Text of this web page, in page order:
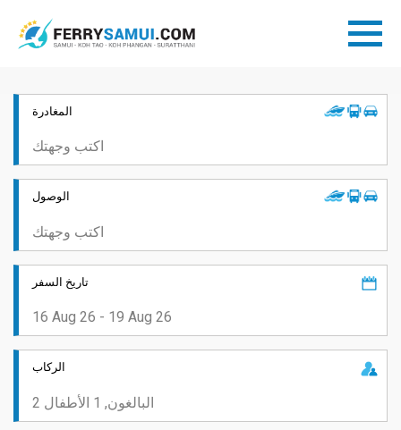
المغادرة
الوصول
تاريخ السفر
الركاب